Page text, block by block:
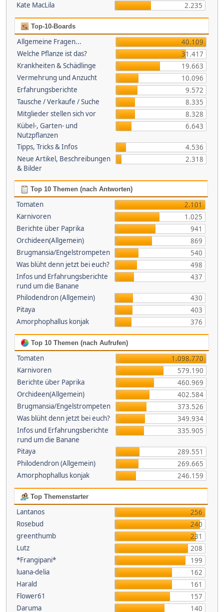
Kate MacLila
2.235
Top-10-Boards
Allgemeine Fragen...
40.109
Welche Pflanze ist das?
31.417
Krankheiten & Schädlinge
19.663
Vermehrung und Anzucht
10.096
Erfahrungsberichte
9.572
Tausche / Verkaufe / Suche
8.335
Mitglieder stellen sich vor
8.328
Kübel-, Garten- und
Nutzpflanzen
6.643
Tipps, Tricks & Infos
4.536
Neue Artikel, Beschreibungen
& Bilder
2.318
Top 10 Themen (nach Antworten)
Tomaten
2.101
Karnivoren
1.025
Berichte über Paprika
941
Orchideen(Allgemein)
869
Brugmansia/Engelstrompeten
540
Was blüht denn jetzt bei euch?
498
Infos und Erfahrungsberichte
rund um die Banane
437
Philodendron (Allgemein)
430
Pitaya
403
Amorphophallus konjak
376
Top 10 Themen (nach Aufrufen)
Tomaten
1.098.770
Karnivoren
579.190
Berichte über Paprika
460.969
Orchideen(Allgemein)
402.584
Brugmansia/Engelstrompeten
373.526
Was blüht denn jetzt bei euch?
349.934
Infos und Erfahrungsberichte
rund um die Banane
335.905
Pitaya
289.551
Philodendron (Allgemein)
269.665
Amorphophallus konjak
246.159
Top Themenstarter
Lantanos
256
Rosebud
240
greenthumb
231
Lutz
208
*Frangipani*
199
luana-delia
162
Harald
161
Flower61
157
Daruma
140